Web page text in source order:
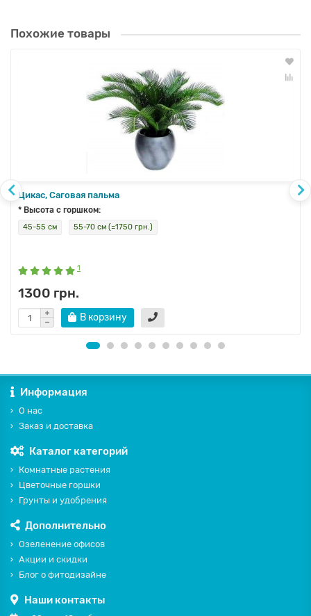
Похожие товары
Цикас, Саговая пальма
* Высота с горшком:
45-55 см 55-70 см (=1750 грн.)
1
1300 грн.
В корзину
Информация
О нас
Заказ и доставка
Каталог категорий
Комнатные растения
Цветочные горшки
Грунты и удобрения
Дополнительно
Озеленение офисов
Акции и скидки
Блог о фитодизайне
Наши контакты